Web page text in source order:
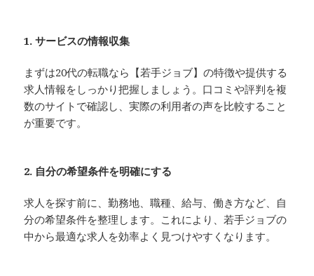
1. サービスの情報収集
まずは20代の転職なら【若手ジョブ】の特徴や提供する
求人情報をしっかり把握しましょう。口コミや評判を複
数のサイトで確認し、実際の利用者の声を比較すること
が重要です。
2. 自分の希望条件を明確にする
求人を探す前に、勤務地、職種、給与、働き方など、自
分の希望条件を整理します。これにより、若手ジョブの
中から最適な求人を効率よく見つけやすくなります。